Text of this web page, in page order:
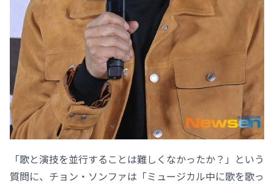
「歌と演技を並行することは難しくなかったか？」という
質問に、チョン・ソンファは「ミュージカル中に歌を歌っ